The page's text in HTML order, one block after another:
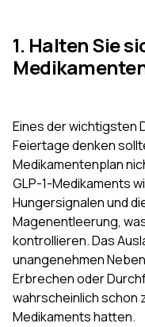
1. Halten Sie
Eines der wichtigsten
Feiertage denken
Medikamentenplan
GLP-1-Medikaments
Hungersignalen und
Magenentleerung,
kontrollieren. Das
unangenehmen
Erbrechen oder
wahrscheinlich schon
Medikaments hatten.